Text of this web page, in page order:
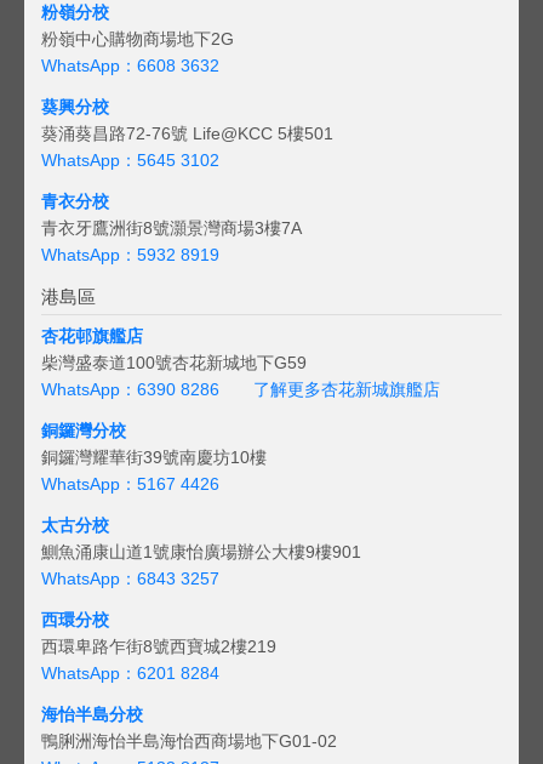
粉嶺分校
粉嶺中心購物商場地下2G
WhatsApp：6608 3632
葵興分校
葵涌葵昌路72-76號 Life@KCC 5樓501
WhatsApp：5645 3102
青衣分校
青衣牙鷹洲街8號灝景灣商場3樓7A
WhatsApp：5932 8919
港島區
杏花邨旗艦店
柴灣盛泰道100號杏花新城地下G59
WhatsApp：6390 8286
了解更多杏花新城旗艦店
銅鑼灣分校
銅鑼灣耀華街39號南慶坊10樓
WhatsApp：5167 4426
太古分校
鰂魚涌康山道1號康怡廣場辦公大樓9樓901
WhatsApp：6843 3257
西環分校
西環卑路乍街8號西寶城2樓219
WhatsApp：6201 8284
海怡半島分校
鴨脷洲海怡半島海怡西商場地下G01-02